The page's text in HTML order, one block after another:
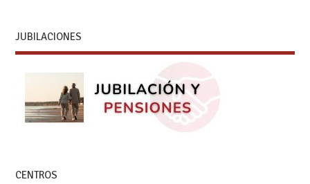
JUBILACIONES
CENTROS